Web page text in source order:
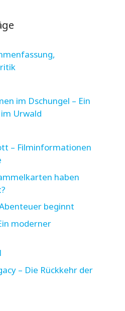
im Dschungel – Ein
Urwald
– Filminformationen
haben
beginnt
moderner
– Die Rückkehr der